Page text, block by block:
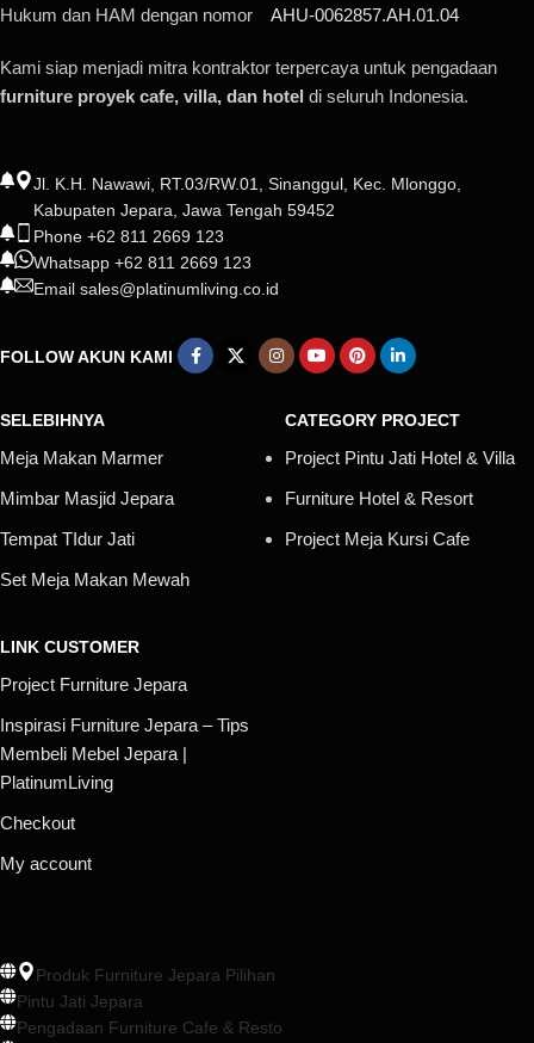
Hukum dan HAM dengan nomor AHU-0062857.AH.01.04
Kami siap menjadi mitra kontraktor terpercaya untuk pengadaan
furniture proyek cafe, villa, dan hotel di seluruh Indonesia.
Jl. K.H. Nawawi, RT.03/RW.01, Sinanggul, Kec. Mlonggo,
Kabupaten Jepara, Jawa Tengah 59452
Phone +62 811 2669 123
Whatsapp +62 811 2669 123
Email sales@platinumliving.co.id
FOLLOW AKUN KAMI
SELEBIHNYA
Meja Makan Marmer
Mimbar Masjid Jepara
Tempat TIdur Jati
Set Meja Makan Mewah
CATEGORY PROJECT
Project Pintu Jati Hotel & Villa
Furniture Hotel & Resort
Project Meja Kursi Cafe
LINK CUSTOMER
Project Furniture Jepara
Inspirasi Furniture Jepara – Tips
Membeli Mebel Jepara |
PlatinumLiving
Checkout
My account
Produk Furniture Jepara Pilihan
Pintu Jati Jepara
Pengadaan Furniture Cafe & Resto